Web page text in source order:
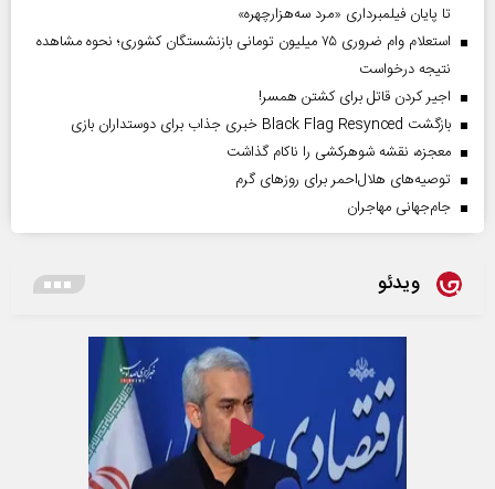
تا پایان فیلمبرداری «مرد سه‌هزارچهره»
استعلام وام ضروری ۷۵ میلیون تومانی بازنشستگان کشوری؛ نحوه مشاهده
نتیجه درخواست
اجیر کردن قاتل برای کشتن همسر!
بازگشت Black Flag Resynced خبری جذاب برای دوستداران بازی
معجزه، نقشه شوهرکشی را ناکام گذاشت
توصیه‌های هلال‌احمر برای روز‌های گرم
جام‌جهانی مهاجران
ویدئو